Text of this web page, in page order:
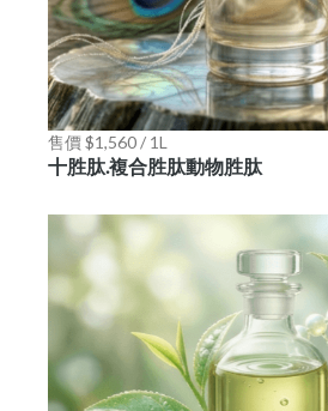
售價 $1,560 / 1L
十胜肽.複合胜肽動物胜肽